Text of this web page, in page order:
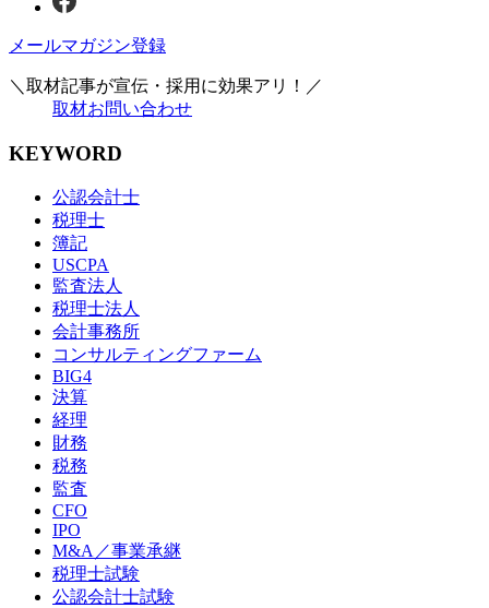
メールマガジン登録
＼取材記事が宣伝・採用に効果アリ！／
取材お問い合わせ
KEYWORD
公認会計士
税理士
簿記
USCPA
監査法人
税理士法人
会計事務所
コンサルティングファーム
BIG4
決算
経理
財務
税務
監査
CFO
IPO
M&A／事業承継
税理士試験
公認会計士試験